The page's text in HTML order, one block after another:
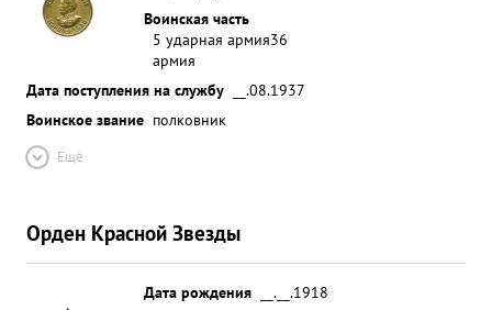
Воинская часть
5 ударная армия36
армия
Дата поступления на службу
__.08.1937
Воинское звание полковник
Ещё
Орден Красной Звезды
Дата рождения
__.__.1918